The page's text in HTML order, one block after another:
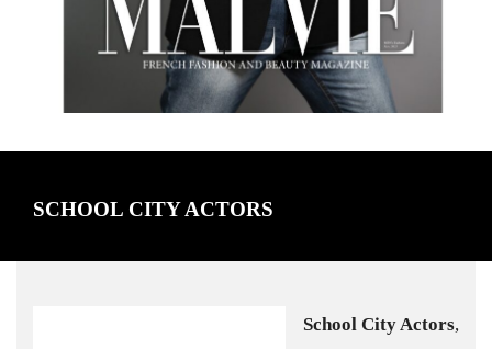
SCHOOL CITY ACTORS
School City Actors,